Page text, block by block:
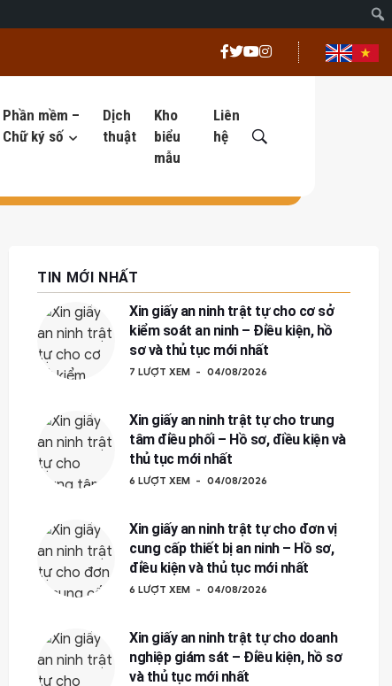
Phần mềm –
Chữ ký số
Dịch
thuật
Kho
biểu
mẫu
Liên
hệ
TIN MỚI NHẤT
Xin giấy an ninh trật tự cho cơ sở
kiểm soát an ninh – Điều kiện, hồ
sơ và thủ tục mới nhất
7 LƯỢT XEM 04/08/2026
Xin giấy an ninh trật tự cho trung
tâm điều phối – Hồ sơ, điều kiện và
thủ tục mới nhất
6 LƯỢT XEM 04/08/2026
Xin giấy an ninh trật tự cho đơn vị
cung cấp thiết bị an ninh – Hồ sơ,
điều kiện và thủ tục mới nhất
6 LƯỢT XEM 04/08/2026
Xin giấy an ninh trật tự cho doanh
nghiệp giám sát – Điều kiện, hồ sơ
và thủ tục mới nhất